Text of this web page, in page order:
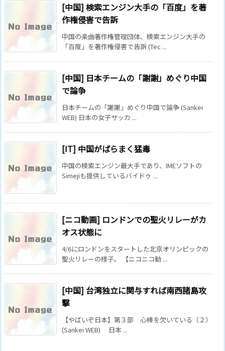
[中国] 検索エンジン大手の「百度」を著
作権侵害で告訴
中国の楽曲著作権管理団体、検索エンジン大手の
「百度」を著作権侵害で告訴 (Tec ...
[中国] 日本チームの「謝謝」めぐり中国
で論争
日本チームの「謝謝」めぐり中国で論争 (Sankei
WEB) 日本の女子サッカ ...
[IT] 中国がばらまく猛毒
中国の検索エンジン最大手であり、IMEソフトの
Simejiも提供しているバイドゥ ...
[ニコ動画] ロンドンでの聖火リレーがカ
オス状態に
4/6にロンドンをスタートした北京オリンピックの
聖火リレーの様子。 【ニコニコ動 ...
[中国] 台湾独立に関与すれば南西諸島攻
撃
【やばいぞ日本】第３部 心棒を欠いている（２）
(Sankei WEB) 日本 ...